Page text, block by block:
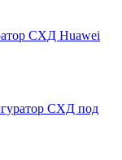
СХД Huawei
СХД под